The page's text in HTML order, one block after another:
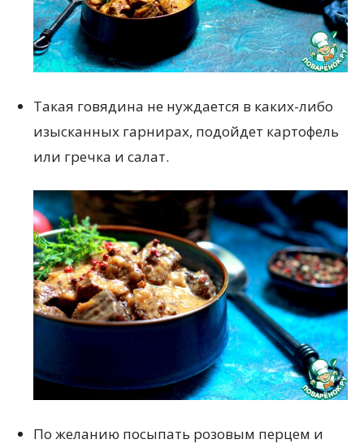
Такая говядина не нуждается в каких-либо
изысканных гарнирах, подойдет картофель
или гречка и салат.
По желанию посыпать розовым перцем и